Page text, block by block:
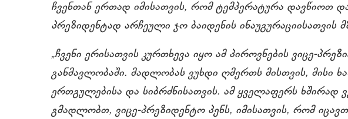
ჩვენთან ერთად იმისათვის, რომ ტემპერატურა დავწიოთ
პრეზიდენტად არჩეული ჯო ბაიდენის ინაუგურაციისათვის
„ჩვენი ერისათვის კურთხევა იყო ამ პიროვნების ვიცე-
განმავლობაში. მადლობას ვუხდი ღმერთს მისთვის, მისი
ერთგულებისა და სიბრძნისათვის. ამ ყველაფერს ხშირად
გმადლობთ, ვიცე-პრეზიდენტო პენს, იმისათვის, რომ